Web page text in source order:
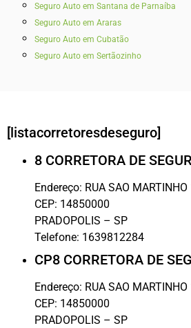
Seguro Auto em Santana de Parnaíba
Seguro Auto em Araras
Seguro Auto em Cubatão
Seguro Auto em Sertãozinho
[listacorretoresdeseguro]
8 CORRETORA DE
Endereço: RUA SAO
CEP: 14850000
PRADOPOLIS – SP
Telefone: 1639812284
CP8 CORRETORA DE
Endereço: RUA SAO
CEP: 14850000
PRADOPOLIS – SP